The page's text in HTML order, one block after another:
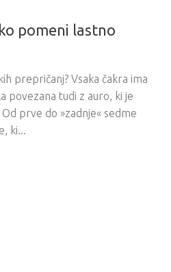
pomeni lastno
prepričanj? Vsaka čakra ima
povezana tudi z auro, ki je
prve do »zadnje« sedme
ki...